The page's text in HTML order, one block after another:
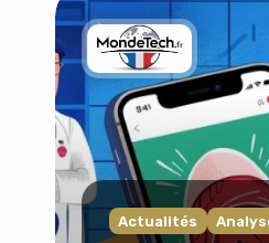
Actualités
Catégories
Add-ons
Design &
E-commerce
Famille
Finance
Intelligence
Lifestyle